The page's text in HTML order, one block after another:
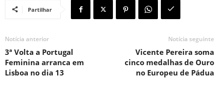
Partilhar
Notícia anterior
3ª Volta a Portugal
Feminina arranca em
Lisboa no dia 13
Notícia seguinte
Vicente Pereira soma
cinco medalhas de Ouro
no Europeu de Pádua